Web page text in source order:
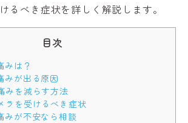
るべき症状を詳しく解説します。
目次
みは？
みが出る原因
みを減らす方法
ラを受けるべき症状
みが不安なら相談